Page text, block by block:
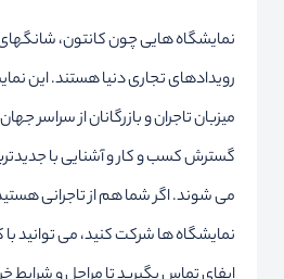
نمایشگاه هایی چون کانتون،
رویدادهای تجاری دنیا هستند. این
میزبان تاجران و بازرگانان از سراسر
گسترش کسب و کار و آشنایی با
می شوند. اگر شما هم از تاجرانی
نمایشگاه ها شرکت کنید، می توانید